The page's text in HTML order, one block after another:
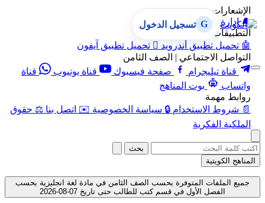
الإشعارات
🔔 إدارة الإشعارات
التطبيقات
🤖 تحميل تطبيق أندرويد  تحميل تطبيق آيفون
التواصل الاجتماعي | الصف الثامن
قناة تيليجرام
صفحة فيسبوك قناة يوتيوب
قناة
واتساب
بوت المناهج
روابط مهمة
📄 شروط الاستخدام 🔒 سياسة الخصوصية ✉️ اتصل بنا ⚖️ حقوق
الملكية الفكرية
G تسجيل الدخول
بحث
المناهج الكويتية
جميع الملفات المتوفرة بحسب الصف الثامن في مادة لغة انجليزية بحسب
الفصل الأول في قسم كتب للطالب حتى تاريخ 07-08-2026